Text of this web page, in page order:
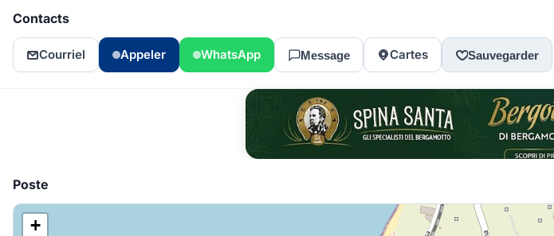
Contacts
Courriel Appeler WhatsApp Message Cartes Sauvegarder
Poste
+